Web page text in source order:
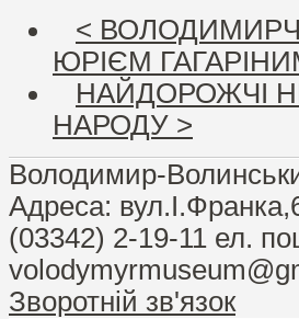
<
ЮРІЄМ
НАЙДОРОЖЧІ
НАРОДУ >
Володимир-
Адреса:
(03342) 2-19-11 ел.
Зворотній зв'язок